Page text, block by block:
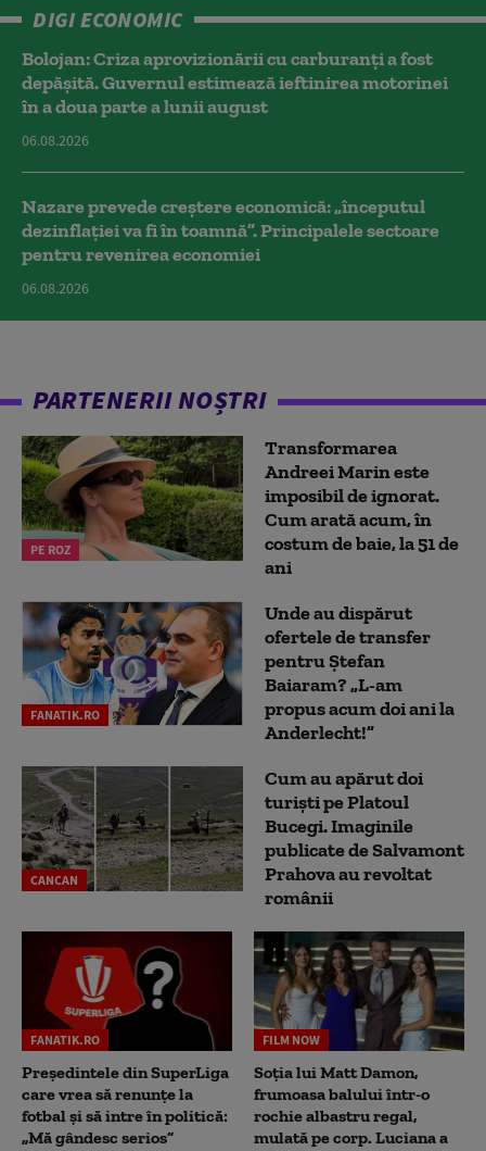
DIGI ECONOMIC
Bolojan: Criza aprovizionării cu carburanți a fost
depășită. Guvernul estimează ieftinirea motorinei
în a doua parte a lunii august
06.08.2026
Nazare prevede creștere economică: „începutul
dezinflației va fi în toamnă”. Principalele sectoare
pentru revenirea economiei
06.08.2026
PARTENERII NOȘTRI
PE ROZ
Transformarea
Andreei Marin este
imposibil de ignorat.
Cum arată acum, în
costum de baie, la 51 de
ani
FANATIK.RO
Unde au dispărut
ofertele de transfer
pentru Ștefan
Baiaram? „L-am
propus acum doi ani la
Anderlecht!”
CANCAN
Cum au apărut doi
turiști pe Platoul
Bucegi. Imaginile
publicate de Salvamont
Prahova au revoltat
românii
FANATIK.RO
Președintele din SuperLiga
care vrea să renunțe la
fotbal și să intre în politică:
„Mă gândesc serios”
FILM NOW
Soția lui Matt Damon,
frumoasa balului într-o
rochie albastru regal,
mulată pe corp. Luciana a